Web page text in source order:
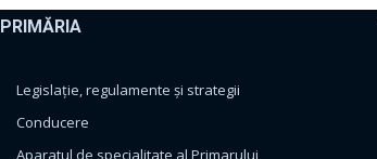
PRIMĂRIA
Legislație, regulamente și strategii
Conducere
Aparatul de specialitate al Primarului